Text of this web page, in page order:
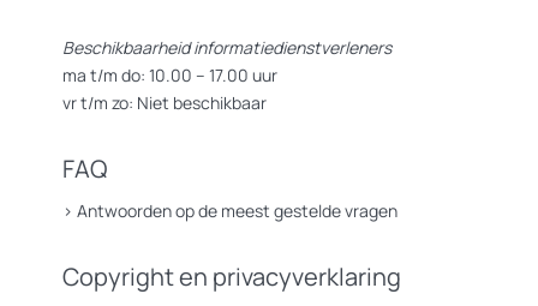
Beschikbaarheid informatiedienstverleners
ma t/m do: 10.00 – 17.00 uur
vr t/m zo: Niet beschikbaar
FAQ
> Antwoorden op de meest gestelde vragen
Copyright en privacyverklaring